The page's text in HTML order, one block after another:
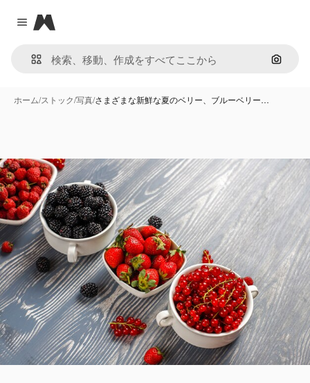
Close menu
Magnific
画像で
ホーム/ストック/写真/さまざまな新鮮な夏のベリー、ブルーベリー…